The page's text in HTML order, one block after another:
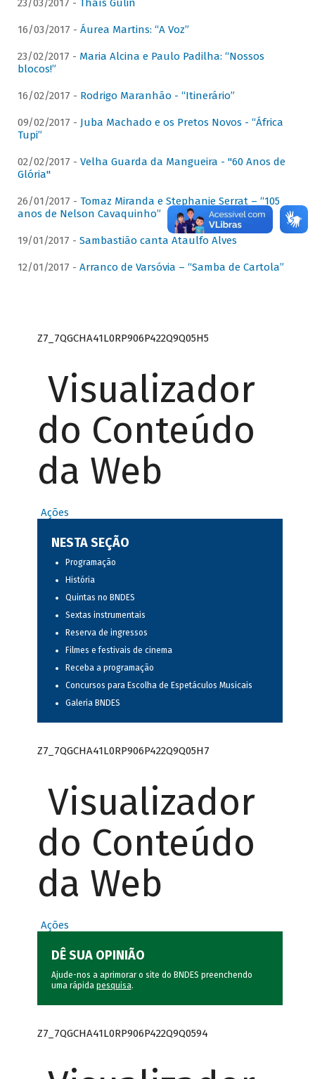
23/03/2017 - Thaís Gulin
16/03/2017 - Áurea Martins: “A Voz”
23/02/2017 - Maria Alcina e Paulo Padilha: “Nossos
blocos!”
16/02/2017 - Rodrigo Maranhão - “Itinerário”
09/02/2017 - Juba Machado e os Pretos Novos - “África
Tupi”
02/02/2017 - Velha Guarda da Mangueira - "60 Anos de
Glória"
26/01/2017 - Tomaz Miranda e Stephanie Serrat – “105
anos de Nelson Cavaquinho”
19/01/2017 - Sambastião canta Ataulfo Alves
12/01/2017 - Arranco de Varsóvia – “Samba de Cartola”
Z7_7QGCHA41L0RP906P422Q9Q05H5
Visualizador
do Conteúdo
da Web
Ações
NESTA SEÇÃO
Programação
História
Quintas no BNDES
Sextas instrumentais
Reserva de ingressos
Filmes e festivais de cinema
Receba a programação
Concursos para Escolha de Espetáculos Musicais
Galeria BNDES
Z7_7QGCHA41L0RP906P422Q9Q05H7
Visualizador
do Conteúdo
da Web
Ações
DÊ SUA OPINIÃO
Ajude-nos a aprimorar o site do BNDES preenchendo
uma rápida pesquisa.
Z7_7QGCHA41L0RP906P422Q9Q0594